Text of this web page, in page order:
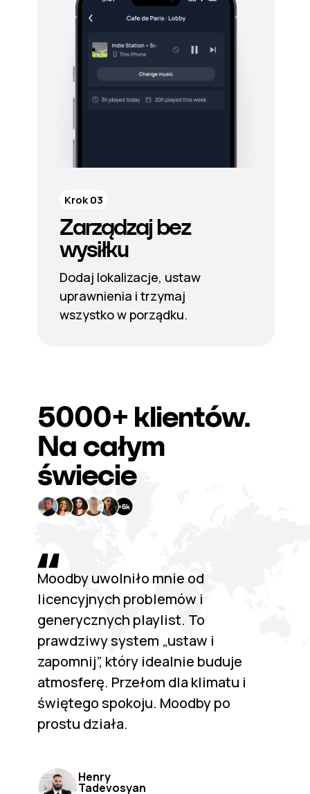
Zarządzaj bez
wysiłku
Dodaj lokalizacje, ustaw
uprawnienia i trzymaj
wszystko w porządku.
Krok 03
Moodby uwolniło mnie od
licencyjnych problemów i
generycznych playlist. To
prawdziwy system „ustaw i
zapomnij”, który idealnie buduje
atmosferę. Przełom dla klimatu i
świętego spokoju. Moodby po
prostu działa.
Henry
Tadevosyan
5000+ klientów.
Na całym
świecie